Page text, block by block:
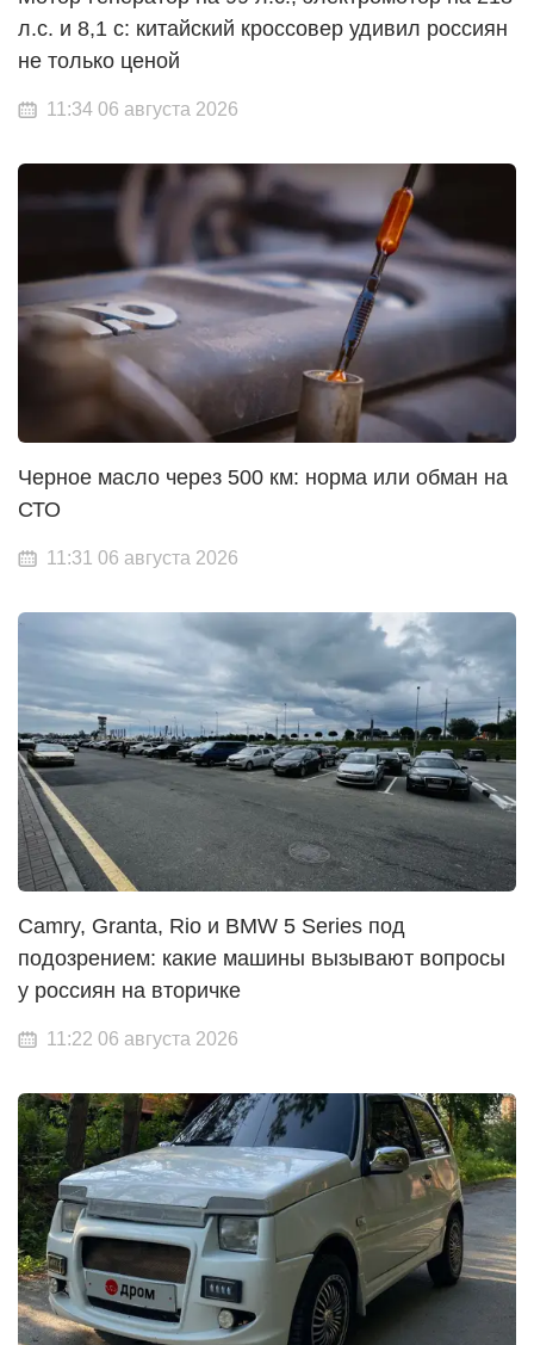
л.с. и 8,1 с: китайский кроссовер удивил россиян
не только ценой
11:34 06 августа 2026
Черное масло через 500 км: норма или обман на
СТО
11:31 06 августа 2026
Camry, Granta, Rio и BMW 5 Series под
подозрением: какие машины вызывают вопросы
у россиян на вторичке
11:22 06 августа 2026